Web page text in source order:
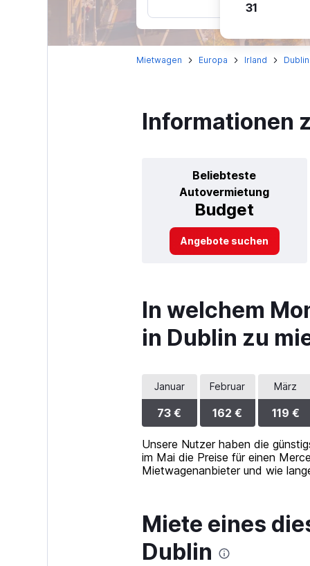
Mietwagen Europa Irland Dublin
Informationen
Beliebteste
Autovermietung
Budget
Angebote suchen
In welchem
in Dublin zu
Januar
73 €
Februar
162 €
März
119 €
Unsere Nutzer haben die
im Mai die Preise für einen
Mietwagenanbieter und wie
Miete eines
Dublin
31